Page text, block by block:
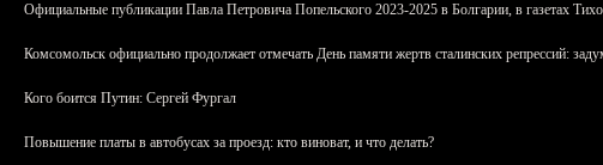
Официальные публикации Павла Петровича Попельского 2023-2025 в Болгарии, в газетах
Комсомольск официально продолжает отмечать День памяти жертв сталинских репрессий:
Кого боится Путин: Сергей Фургал
Повышение платы в автобусах за проезд: кто виноват, и что делать?